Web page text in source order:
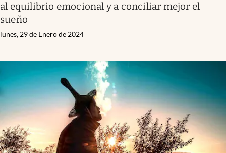
al equilibrio emocional y a conciliar mejor el
sueño
lunes, 29 de Enero de 2024